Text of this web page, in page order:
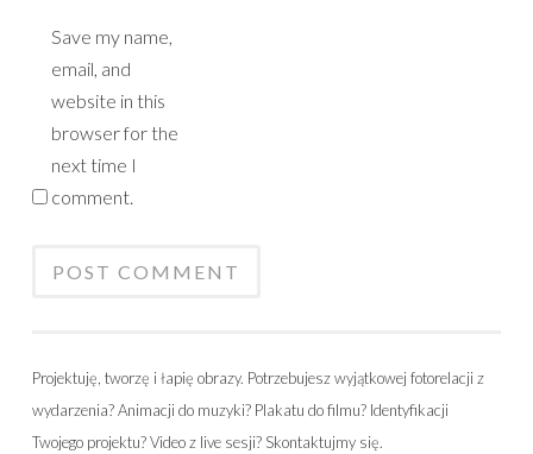
Save my name,
email, and
website in this
browser for the
next time I
comment.
Projektuję, tworzę i łapię obrazy. Potrzebujesz wyjątkowej fotorelacji z
wydarzenia? Animacji do muzyki? Plakatu do filmu? Identyfikacji
Twojego projektu? Video z live sesji? Skontaktujmy się.